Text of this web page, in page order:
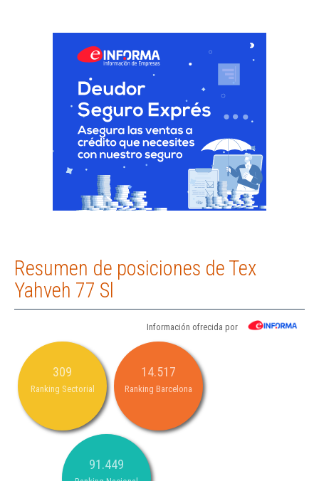
Resumen de posiciones de Tex
Yahveh 77 Sl
Información ofrecida por
309
Ranking Sectorial
14.517
Ranking Barcelona
91.449